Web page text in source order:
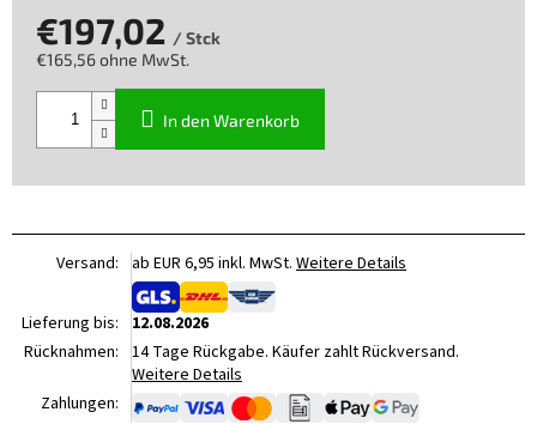
€197,02 / Stck
€165,56 ohne MwSt.
In den Warenkorb
Versand: ab EUR 6,95 inkl. MwSt. Weitere Details
Lieferung bis:
12.08.2026
Rücknahmen: 14 Tage Rückgabe. Käufer zahlt Rückversand.
Weitere Details
Zahlungen: